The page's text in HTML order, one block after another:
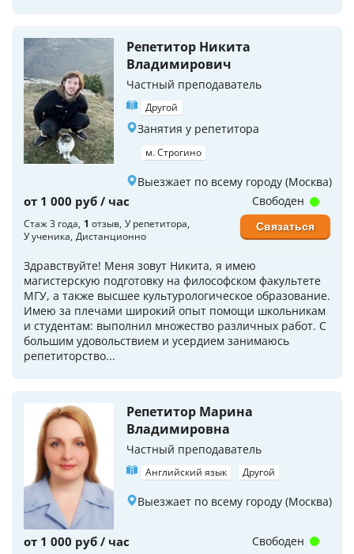
Репетитор Никита
Владимирович
Частный преподаватель
Другой
Занятия у репетитора
м. Строгино
Выезжает по всему городу (Москва)
от 1 000 руб / час
Стаж 3 года 1 отзыв У репетитора
У ученика Дистанционно
Здравствуйте! Меня зовут Никита, я имею
магистерскую подготовку на философском факультете
МГУ, а также высшее культурологическое образование.
Имею за плечами широкий опыт помощи школьникам
и студентам: выполнил множество различных работ. С
большим удовольствием и усердием занимаюсь
репетиторство...
Свободен
Связаться
Репетитор Марина
Владимировна
Частный преподаватель
Английский язык Другой
Выезжает по всему городу (Москва)
от 1 000 руб / час Свободен